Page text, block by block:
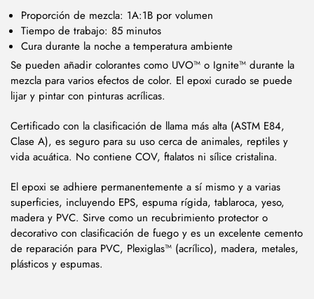
Proporción de mezcla: 1A:1B por volumen
Tiempo de trabajo: 85 minutos
Cura durante la noche a temperatura ambiente
Se pueden añadir colorantes como UVO™ o Ignite™ durante la
mezcla para varios efectos de color. El epoxi curado se puede
lijar y pintar con pinturas acrílicas.
Certificado con la clasificación de llama más alta (ASTM E84,
Clase A), es seguro para su uso cerca de animales, reptiles y
vida acuática. No contiene COV, ftalatos ni sílice cristalina.
El epoxi se adhiere permanentemente a sí mismo y a varias
superficies, incluyendo EPS, espuma rígida, tablaroca, yeso,
madera y PVC. Sirve como un recubrimiento protector o
decorativo con clasificación de fuego y es un excelente cemento
de reparación para PVC, Plexiglas™ (acrílico), madera, metales,
plásticos y espumas.